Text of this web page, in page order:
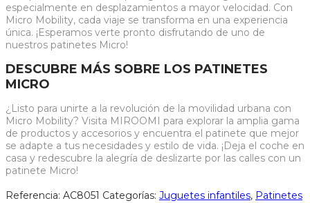
especialmente en desplazamientos a mayor velocidad. Con
Micro Mobility, cada viaje se transforma en una experiencia
única. ¡Esperamos verte pronto disfrutando de uno de
nuestros patinetes Micro!
DESCUBRE MÁS SOBRE LOS PATINETES
MICRO
¿Listo para unirte a la revolución de la movilidad urbana con
Micro Mobility? Visita MIROOMI para explorar la amplia gama
de productos y accesorios y encuentra el patinete que mejor
se adapte a tus necesidades y estilo de vida. ¡Deja el coche en
casa y redescubre la alegría de deslizarte por las calles con un
patinete Micro!
Referencia: AC8051 Categorías: Juguetes infantiles, Patinetes